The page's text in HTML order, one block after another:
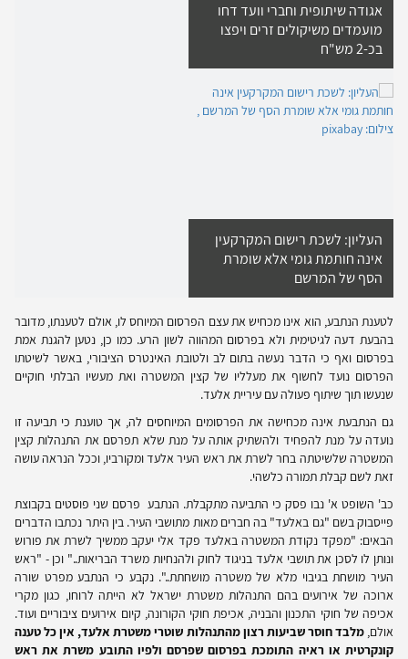
אגודה שיתופית וחברי וועד דחו
מועמדים משיקולים זרים ויפצו
בכ-2 מש"ח
העליון: לשכת רישום המקרקעין
אינה חותמת גומי אלא שומרת
הסף של המרשם
לטענת הנתבע, הוא אינו מכחיש את עצם הפרסום המיוחס לו, אולם לטענתו, מדובר
בהבעת דעה לגיטימית ולא בפרסום המהווה לשון הרע. כמו כן, נטען להגנת אמת
בפרסום ואף כי הדבר נעשה בתום לב ולטובת האינטרס הציבורי, באשר לשיטתו
הפרסום נועד לחשוף את מעלליו של קצין המשטרה ואת מעשיו הבלתי חוקיים
שנעשו תוך שיתוף פעולה עם עיריית אלעד.
גם הנתבעת אינה מכחישה את הפרסומים המיוחסים לה, אך טוענת כי תביעה זו
נועדה על מנת להפחיד ולהשתיק אותה על מנת שלא תפרסם את התנהלות קצין
המשטרה שלשיטתה בחר לשרת את ראש העיר אלעד ומקורביו, וככל הנראה עושה
זאת לשם קבלת תמורה כלשהי.
כב' השופט א' נבו פסק כי התביעה מתקבלת. הנתבע פרסם שני פוסטים בקבוצת
פייסבוק בשם "גם באלעד" בה חברים מאות מתושבי העיר. בין היתר נכתבו הדברים
הבאים: "מפקד נקודת המשטרה באלעד פקד אלי יעקב ממשיך לשרת את פורוש
ונותן לו לסכן את תושבי אלעד בניגוד לחוק ולהנחיות משרד הבריאות.." וכן - "ראש
העיר מושחת בגיבוי מלא של משטרה מושחתת..". נקבע כי הנתבע מפרט שורה
ארוכה של אירועים בהם התנהלות משטרת ישראל לא הייתה לרוחו, כגון מקרי
אכיפה של חוקי התכנון והבניה, אכיפת חוקי הקורונה, קיום אירועים ציבוריים ועוד.
אולם,מלבד חוסר שביעות רצון מהתנהלות שוטרי משטרת אלעד, אין כל טענה
קונקרטית או ראיה התומכת בפרסום שפרסם ולפיו התובע משרת את ראש